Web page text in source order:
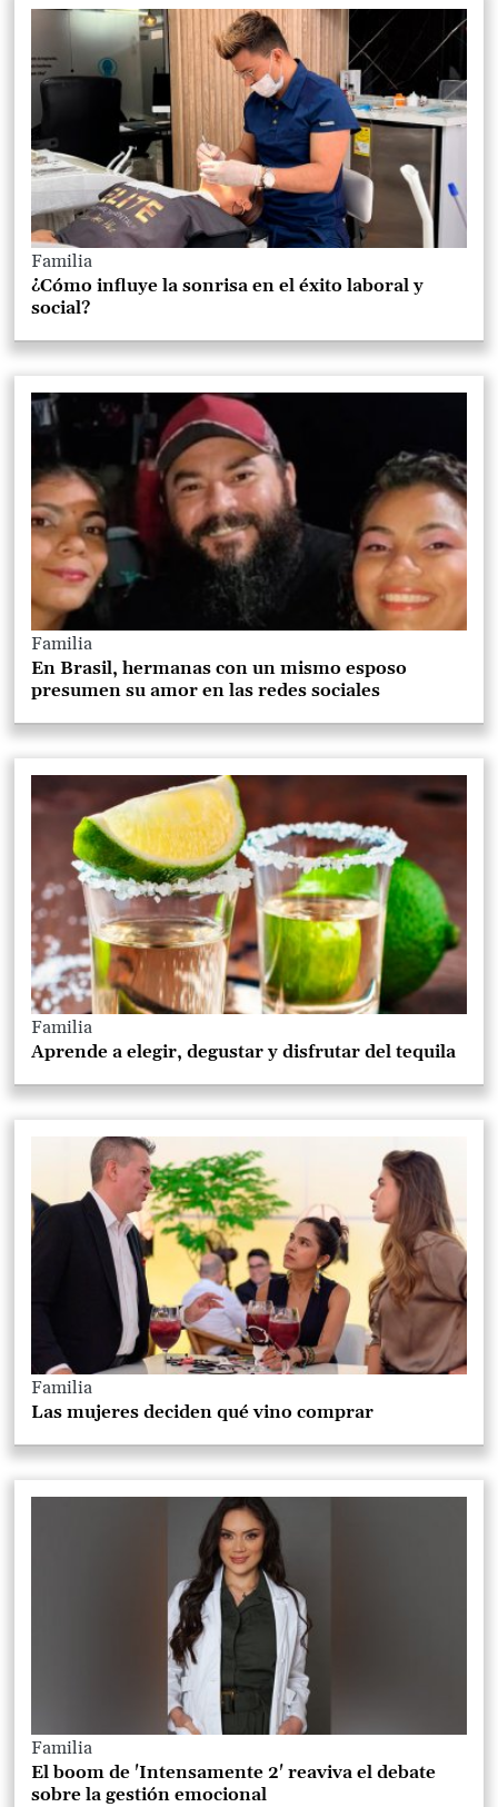
Familia
¿Cómo influye la sonrisa en el éxito laboral y
social?
Familia
En Brasil, hermanas con un mismo esposo
presumen su amor en las redes sociales
Familia
Aprende a elegir, degustar y disfrutar del tequila
Familia
Las mujeres deciden qué vino comprar
Familia
El boom de 'Intensamente 2' reaviva el debate
sobre la gestión emocional